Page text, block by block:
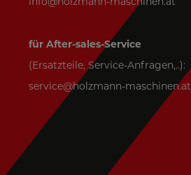
für After-sales-Service
(Ersatzteile, Service-Anfragen,..):
service@holzmann-maschinen.at